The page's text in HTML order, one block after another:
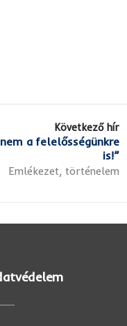
Következő hír
a felelősségünkre
is!”
Emlékezet, történelem